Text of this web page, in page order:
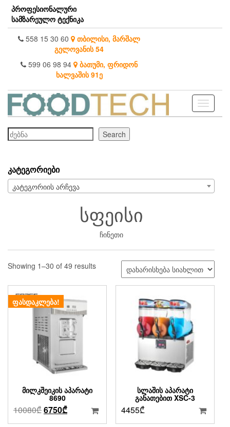
Skip
the
content
პროფესიონალური
სამზარეულო ტექნიკა
558 15 30 60 თბილისი, მარშალ
გელოვანის 54
599 06 98 94 ბათუმი, ფრიდონ
ხალვაშის 91ე
Toggle
ძებნა
Search
ᲙᲐᲢᲔᲒᲝᲠᲘᲔᲑᲘ
კატეგორიის არჩევა
სფეისი
ჩინეთი
Showing 1–30 of 49 resultsSorted
latest
ᲤᲐᲡᲓᲐᲙᲚᲔᲑᲐ!
ᲛᲘᲚᲙᲨᲔᲘᲙᲘᲡ ᲐᲞᲐᲠᲐᲢᲘ
8690
10080₾Original
price
6750₾Current
price
ᲡᲚᲐᲨᲘᲡ ᲐᲞᲐᲠᲐᲢᲘ
ᲒᲐᲜᲐᲗᲔᲑᲘᲗ XSC-3
4455₾